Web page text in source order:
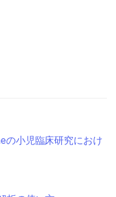
の小児臨床研究におけ